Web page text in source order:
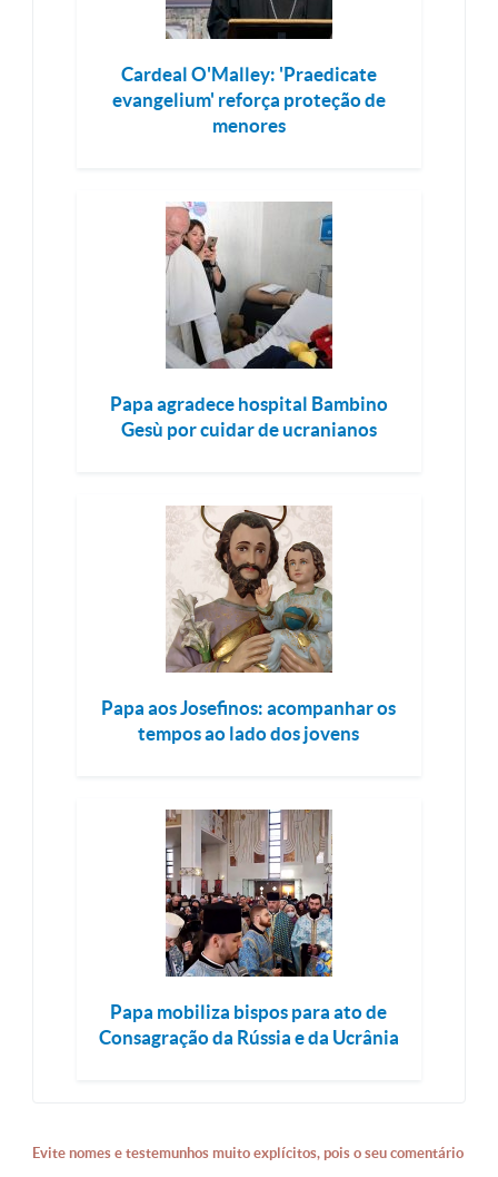
Cardeal O'Malley: 'Praedicate
evangelium' reforça proteção de
menores
Papa agradece hospital Bambino
Gesù por cuidar de ucranianos
Papa aos Josefinos: acompanhar os
tempos ao lado dos jovens
Papa mobiliza bispos para ato de
Consagração da Rússia e da Ucrânia
Evite nomes e testemunhos muito explícitos, pois o seu comentário